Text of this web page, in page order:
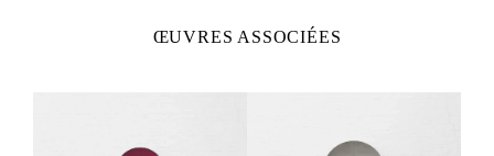
ŒUVRES ASSOCIÉES